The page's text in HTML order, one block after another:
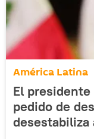
América Latina
El
pedido de
desestabiliza